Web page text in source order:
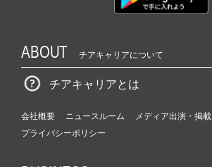
ABOUT チアキャリアについて
チアキャリアとは
会社概要 ニュースルーム
メディア出演・掲載
プライバシーポリシー